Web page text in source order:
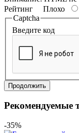
Рейтинг Плохо
Captcha
Введите код
Продолжить
Рекомендуемые
-35%